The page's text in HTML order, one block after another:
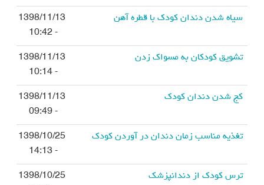
سیاه شدن دندان کودک با قطره آهن
1398/11/13
- 10:42
تشویق کودکان به مسواک زدن
1398/11/13
- 10:14
کج شدن دندان کودک
1398/11/13
- 09:49
تغذیه مناسب زمان دندان در آوردن کودک
1398/10/25
- 14:13
ترس کودک از دندانپزشک
1398/10/25